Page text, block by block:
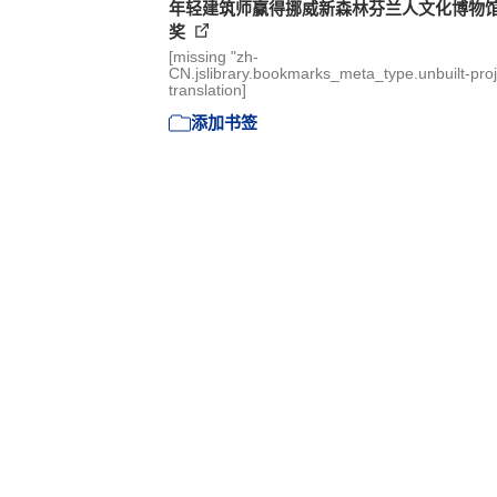
年轻建筑师赢得挪威新森林芬兰人文化博物
奖
[missing "zh-
CN.jslibrary.bookmarks_meta_type.unbuilt-
translation]
添加书签